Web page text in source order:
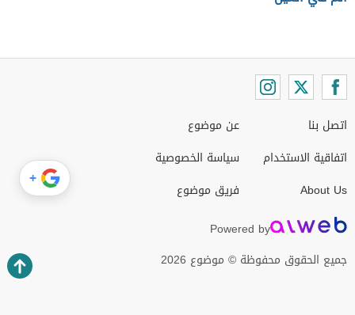
اتصل بنا
اتفاقية الاستخدام
About Us
عن موضوع
سياسة الخصوصية
فريق موضوع
Powered by
جميع الحقوق محفوظة © موضوع 2026
+